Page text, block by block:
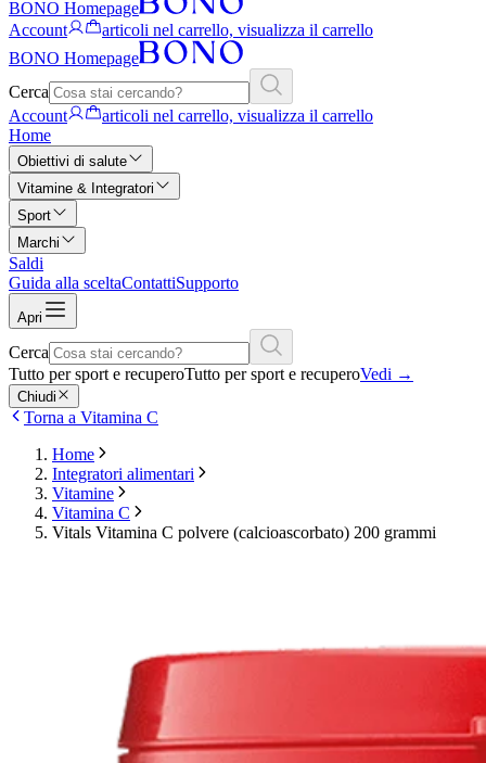
BONO Homepage
Account
articoli nel carrello, visualizza il carrello
BONO Homepage
Cerca
Account
articoli nel carrello, visualizza il carrello
Home
Obiettivi di salute
Vitamine & Integratori
Sport
Marchi
Saldi
Guida alla sceltaContattiSupporto
Apri
Cerca
Tutto per sport e recuperoTutto per sport e recuperoVedi →
Chiudi
Torna a Vitamina C
Home
Integratori alimentari
Vitamine
Vitamina C
Vitals Vitamina C polvere (calcioascorbato) 200 grammi